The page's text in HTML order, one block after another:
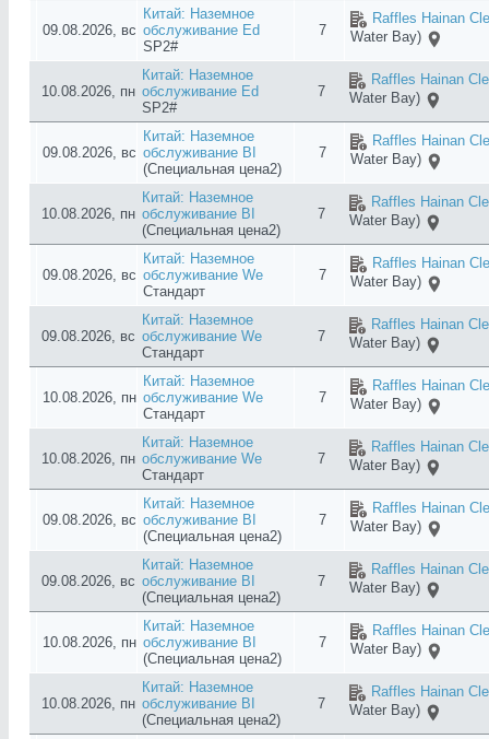
09.08.2026, вс
Китай: Наземное
обслуживание Ed
SP2#
7
Raffles Hainan
Water Bay)
10.08.2026, пн
Китай: Наземное
обслуживание Ed
SP2#
7
Raffles Hainan
Water Bay)
09.08.2026, вс
Китай: Наземное
обслуживание BI
(Специальная цена2)
7
Raffles Hainan
Water Bay)
10.08.2026, пн
Китай: Наземное
обслуживание BI
(Специальная цена2)
7
Raffles Hainan
Water Bay)
09.08.2026, вс
Китай: Наземное
обслуживание We
Стандарт
7
Raffles Hainan
Water Bay)
09.08.2026, вс
Китай: Наземное
обслуживание We
Стандарт
7
Raffles Hainan
Water Bay)
10.08.2026, пн
Китай: Наземное
обслуживание We
Стандарт
7
Raffles Hainan
Water Bay)
10.08.2026, пн
Китай: Наземное
обслуживание We
Стандарт
7
Raffles Hainan
Water Bay)
09.08.2026, вс
Китай: Наземное
обслуживание BI
(Специальная цена2)
7
Raffles Hainan
Water Bay)
09.08.2026, вс
Китай: Наземное
обслуживание BI
(Специальная цена2)
7
Raffles Hainan
Water Bay)
10.08.2026, пн
Китай: Наземное
обслуживание BI
(Специальная цена2)
7
Raffles Hainan
Water Bay)
10.08.2026, пн
Китай: Наземное
обслуживание BI
(Специальная цена2)
7
Raffles Hainan
Water Bay)